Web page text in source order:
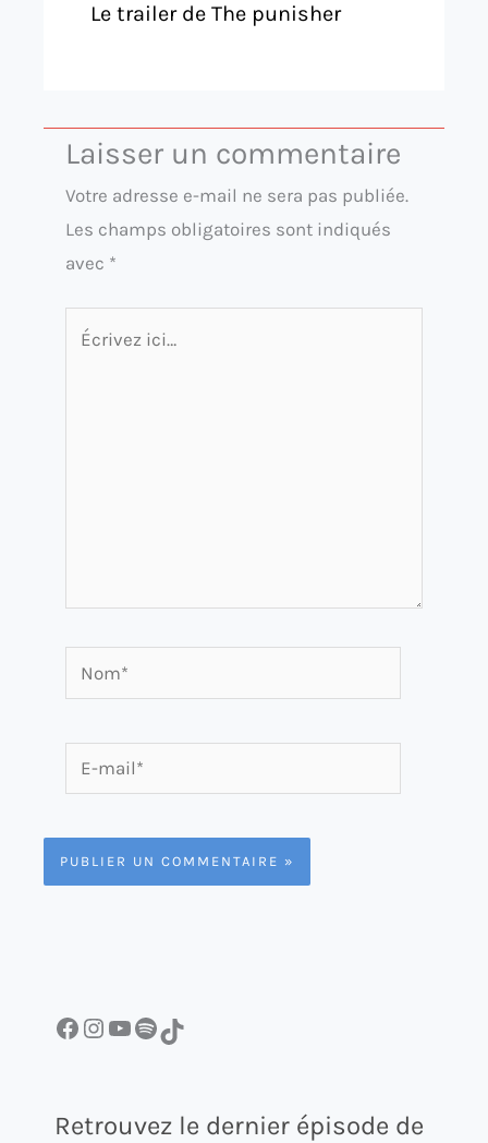
Le trailer de The punisher
Laisser un commentaire
Votre adresse e-mail ne sera pas publiée.
Les champs obligatoires sont indiqués
avec *
Écrivez
Nom*
mail*
Facebook InstagramYouTube Spotify TikTok
Retrouvez le dernier épisode de